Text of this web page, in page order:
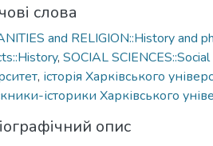
слова
and RELIGION::History and
, SOCIAL
, історія Харківського
історики Харківського
опис